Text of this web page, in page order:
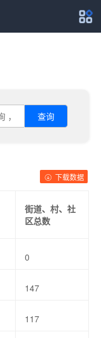
查询
下载数据
街道、村、社
区总数
0
147
117